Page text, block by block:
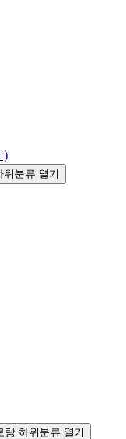
)
위분류 열기
랑 하위분류 열기